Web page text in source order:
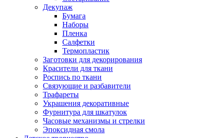
Декупаж
Бумага
Наборы
Пленка
Салфетки
Термопластик
Заготовки для декорирования
Красители для ткани
Роспись по ткани
Связующие и разбавители
Трафареты
Украшения декоративные
Фурнитура для шкатулок
Часовые механизмы и стрелки
Эпоксидная смола